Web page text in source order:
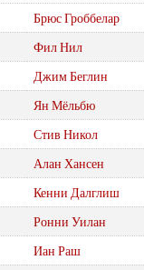
Брюс Гроббелар
Фил Нил
Джим Беглин
Ян Мёльбю
Стив Никол
Алан Хансен
Кенни Далглиш
Ронни Уилан
Иан Раш